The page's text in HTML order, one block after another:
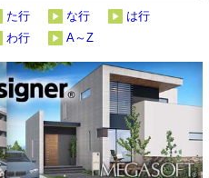
た行 な行
は行
わ行 A～Z